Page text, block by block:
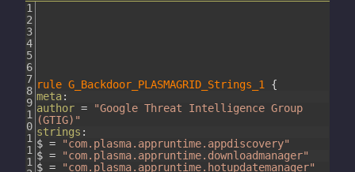
1
2
3
4
5
6
7
8
9
1
0
1
1
1
rule G_Backdoor_PLASMAGRID_Strings_1
{
meta:
author =
"Google Threat Intelligence Group
(GTIG)"
strings :
$ =
"com.plasma.appruntime.appdiscovery"
$ =
"com.plasma.appruntime.downloadmanager"
$ =
"com.plasma.appruntime.hotupdatemanager"